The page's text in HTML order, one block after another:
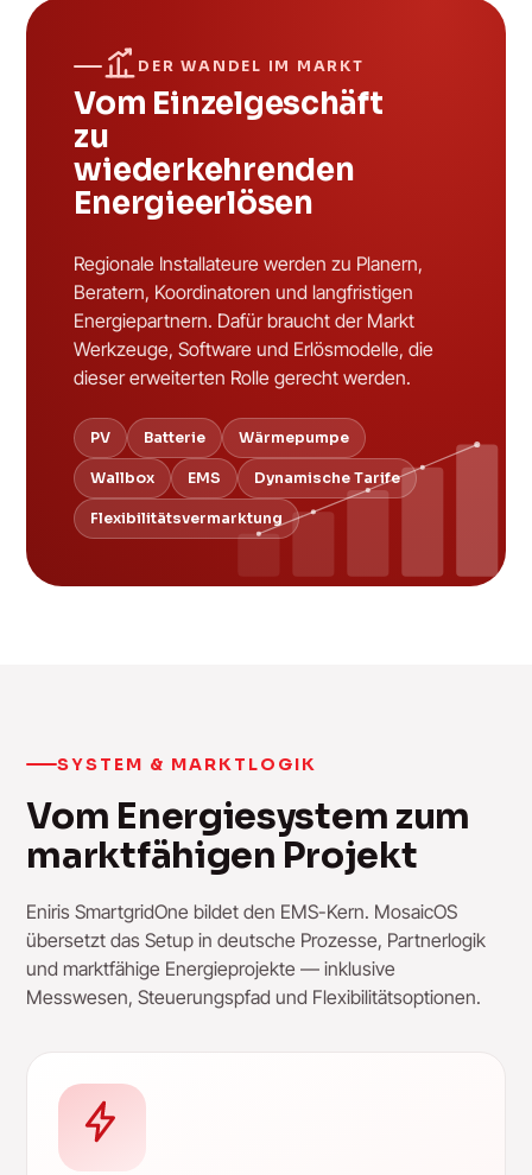
DER WANDEL IM MARKT
Vom Einzelgeschäft
zu
wiederkehrenden
Energieerlösen
Regionale Installateure werden zu Planern,
Beratern, Koordinatoren und langfristigen
Energiepartnern. Dafür braucht der Markt
Werkzeuge, Software und Erlösmodelle, die
dieser erweiterten Rolle gerecht werden.
PV Batterie Wärmepumpe
Wallbox EMS Dynamische Tarife
Flexibilitätsvermarktung
SYSTEM & MARKTLOGIK
Vom Energiesystem zum
marktfähigen Projekt
Eniris SmartgridOne bildet den EMS-Kern. MosaicOS
übersetzt das Setup in deutsche Prozesse, Partnerlogik
und marktfähige Energieprojekte — inklusive
Messwesen, Steuerungspfad und Flexibilitätsoptionen.